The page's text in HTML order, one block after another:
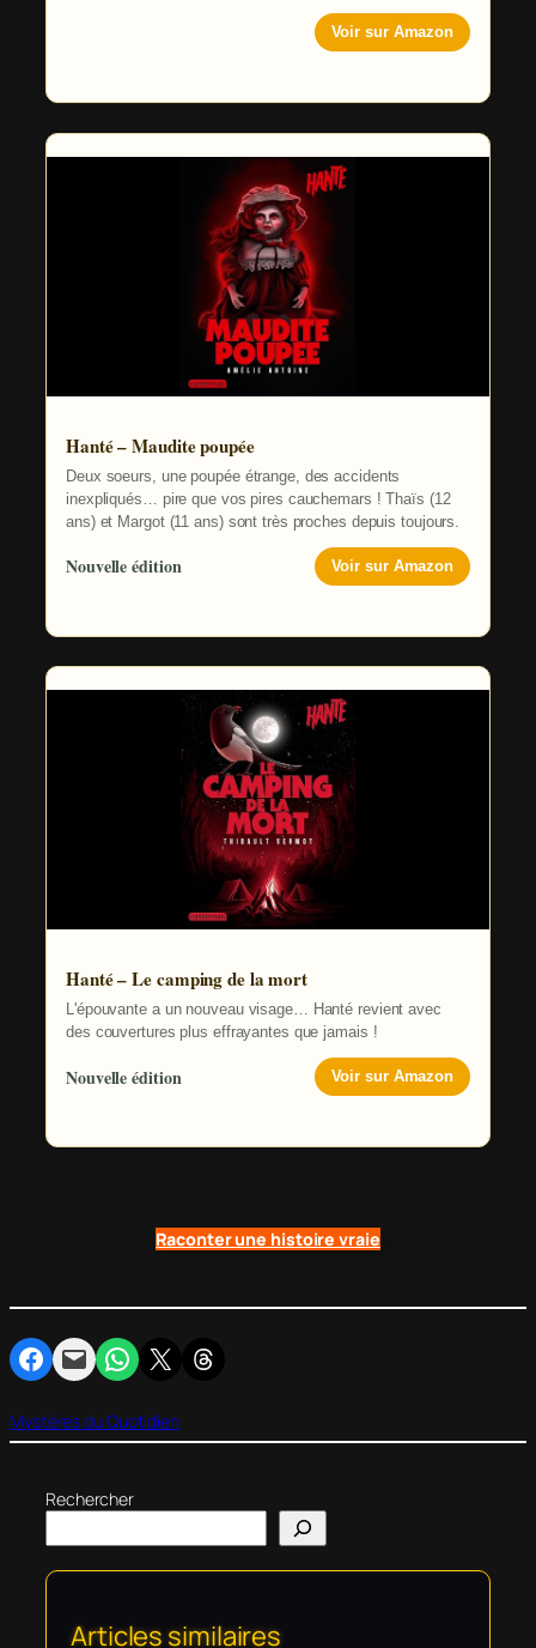
Voir sur Amazon
Hanté – Maudite poupée
Deux soeurs, une poupée étrange, des accidents
inexpliqués… pire que vos pires cauchemars ! Thaïs (12
ans) et Margot (11 ans) sont très proches depuis toujours.
Nouvelle édition Voir sur Amazon
Hanté – Le camping de la mort
L'épouvante a un nouveau visage… Hanté revient avec
des couvertures plus effrayantes que jamais !
Nouvelle édition Voir sur Amazon
Raconter une histoire vraie
Partager sur Facebook
Envoyer cette page par e-mailPartager sur WhatsApp
Partager sur X Partager sur Threads
Mystères du Quotidien
Rechercher
Articles similaires